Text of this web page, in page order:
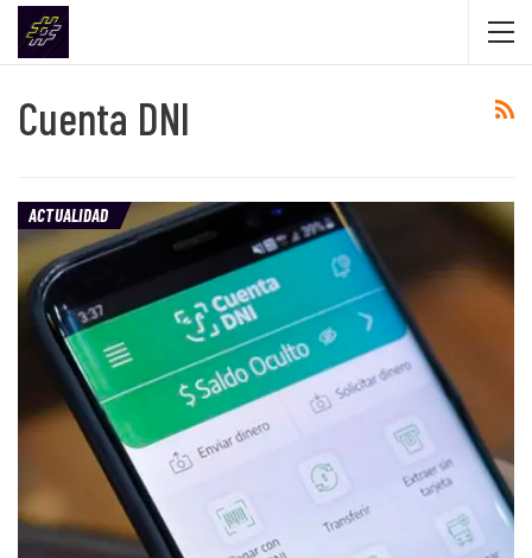
Cuenta DNI
ACTUALIDAD